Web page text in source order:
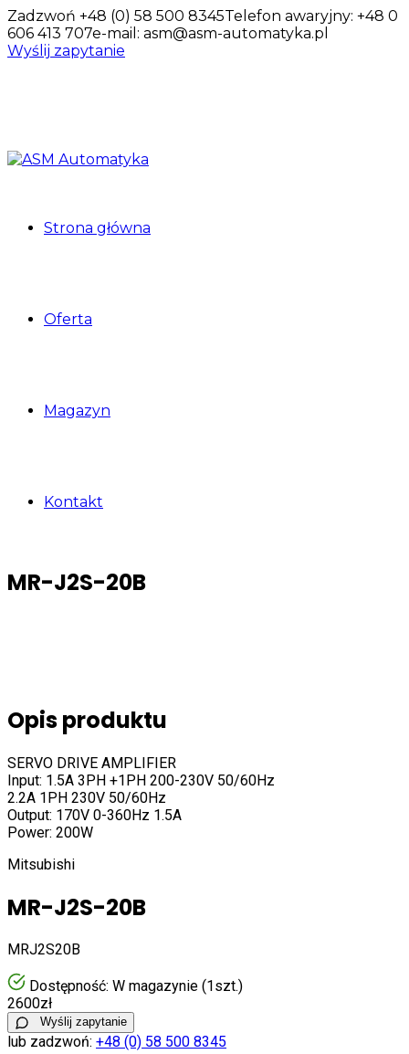
Zadzwoń +48 (0) 58 500 8345Telefon awaryjny: +48 0
606 413 707e-mail: asm@asm-automatyka.pl
Wyślij zapytanie
Strona główna
Oferta
Magazyn
Kontakt
MR-J2S-20B
Opis produktu
SERVO DRIVE AMPLIFIER
Input: 1.5A 3PH +1PH 200-230V 50/60Hz
2.2A 1PH 230V 50/60Hz
Output: 170V 0-360Hz 1.5A
Power: 200W
Mitsubishi
MR-J2S-20B
MRJ2S20B
Dostępność: W magazynie (1szt.)
2600zł
Wyślij zapytanie
lub zadzwoń: +48 (0) 58 500 8345